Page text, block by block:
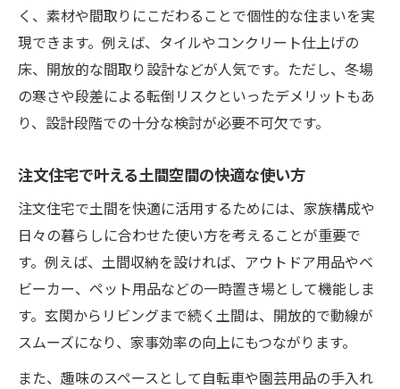
バリアフリーを意識した土間スペース計画
土間のある家づくり失敗しないための視点
注文住宅で土間導入時に注意するべきポイ
ント
土間のある家でよくある失敗と対策を紹介
注文住宅の土間で後悔しないための心得と
土間のデメリットを把握し家づくりに活か
土間間取り失敗談を活かした成功のコツ
通り土間と玄関土間の違いとベストな使い方
注文住宅で選ぶ通り土間と玄関土間の特徴
通り土間と玄関土間の使い分けポイント
く、素材や間取りにこだわることで個性的な住まいを実
現できます。例えば、タイルやコンクリート仕上げの
床、開放的な間取り設計などが人気です。ただし、冬場
の寒さや段差による転倒リスクといったデメリットもあ
り、設計段階での十分な検討が必要不可欠です。
注文住宅で叶える土間空間の快適な使い方
注文住宅で土間を快適に活用するためには、家族構成や
日々の暮らしに合わせた使い方を考えることが重要で
す。例えば、土間収納を設ければ、アウトドア用品やベ
ビーカー、ペット用品などの一時置き場として機能しま
す。玄関からリビングまで続く土間は、開放的で動線が
スムーズになり、家事効率の向上にもつながります。
また、趣味のスペースとして自転車や園芸用品の手入れ